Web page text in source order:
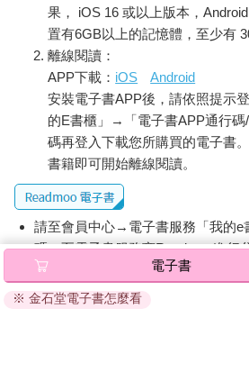
地盯著螢幕，沒發現身後悄悄有人靠近。
「墨爾本大學？」楊婉真瞄了一眼他的
校名稱念了出來。
陳鈞浩被嚇了一跳，整個人抖了一下，
了，走路怎麼都沒聲音的？」
楊婉真沒理會他的抱怨，逕自坐到他對
「嗯。」
「聽杜院長說你才剛出國打工回來，怎
了？」
他沒抬頭，繼續敲著鍵盤，切到另一個
院」，隨口回：「我沒去打工，那是騙
說完這句，他才愣了一下，手上的動作
心就把實話說出來了？
楊婉真也露出一絲疑惑的表情，「騙？
陳鈞浩尷尬地抓了抓頭，說話也變得吞
果， iOS 16 或以上版本，
置有6GB以上的記憶體，至少有
離線閱讀：
APP下載： iOS
Android
安裝電子書APP後，請依照提示
的E書櫃」→「電子書APP通行碼
碼再登入下載您所購買的電子書
書籍即可開始離線閱讀。
請至會員中心→電子書服務「我的e
碼』至電子書服務商Readmoo進行
退換貨須知：
因版權保護，您在金石堂所購買的
電子書
※ 金石堂電子書怎麼看